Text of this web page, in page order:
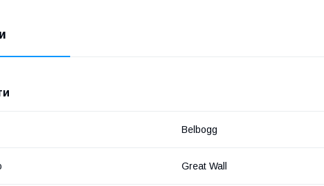
Belbogg
Great Wall